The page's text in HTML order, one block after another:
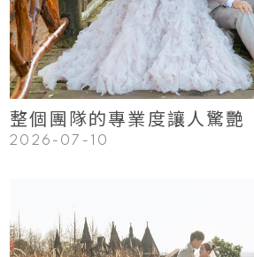
Read More
整個團隊的專業度讓人驚艷
2026-07-10